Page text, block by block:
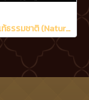
ต่างหูเพชรแท้ธรรมชาติ (Natural Diamonds) 0.60 Ct.